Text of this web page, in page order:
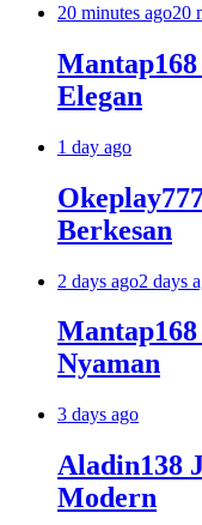
20 minutes ago20
Elegan
1 day ago
Berkesan
2 days ago2 days
Nyaman
3 days ago
Aladin138
Modern